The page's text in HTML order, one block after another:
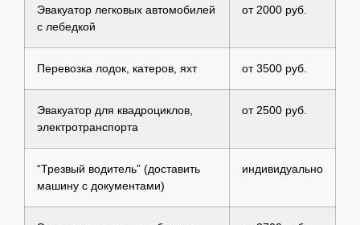
Эвакуатор легковых автомобилей
с лебедкой
от 2000 руб.
Перевозка лодок, катеров, яхт от 3500 руб.
Эвакуатор для квадроциклов,
электротранспорта
от 2500 руб.
“Трезвый водитель” (доставить
машину с документами)
индивидуально